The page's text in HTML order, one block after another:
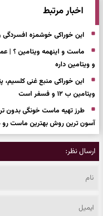
اخبار مرتبط
این خوراکی خوشمزه
ماست و اینهمه ویتامین ؟ |
و ویتامین داره
ویتامین ب ۱۲ و فسفر است
طرز تهیه ماست خونگی بدون
آسون ترین روش بهترین ماست
ارسال نظر: